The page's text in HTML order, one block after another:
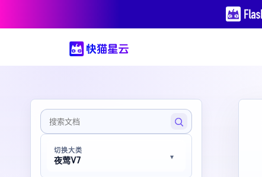
切换大类
夜莺V7